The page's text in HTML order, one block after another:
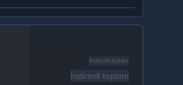
İndirim tutarı
İndirimli toplam